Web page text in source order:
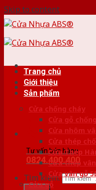
Skip to content
Tư vấn bán hàng
0824.400.400
Tìm kiếm:
Trang chủ
Giới thiệu
Sản phẩm
Cửa chống cháy
Cửa gỗ
Cửa nhôm
Cửa thép
Cửa Thép
Cửa thép
Cửa vân gỗ
Cửa gỗ